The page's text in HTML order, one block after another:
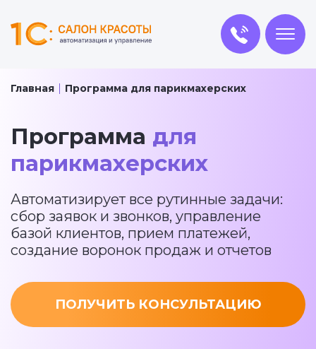
Главная Программа для парикмахерских
Программа для
парикмахерских
Автоматизирует все рутинные задачи:
сбор заявок и звонков, управление
базой клиентов, прием платежей,
создание воронок продаж и отчетов
ПОЛУЧИТЬ КОНСУЛЬТАЦИЮ